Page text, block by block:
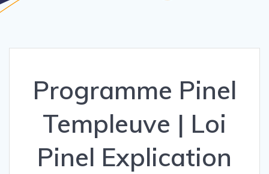
Programme Pinel
Templeuve | Loi
Pinel Explication